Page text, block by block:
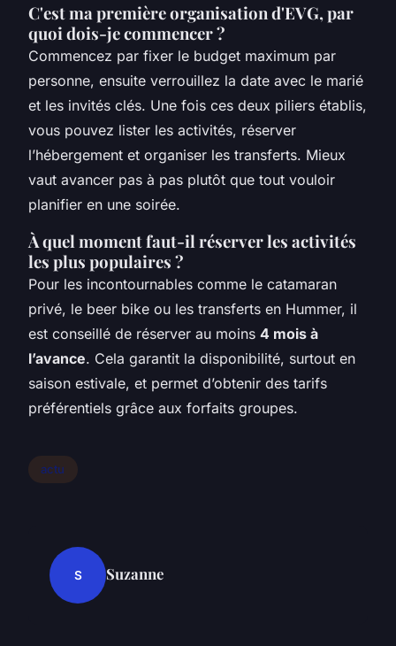
C'est ma première organisation d'EVG, par
quoi dois-je commencer ?
Commencez par fixer le budget maximum par
personne, ensuite verrouillez la date avec le marié
et les invités clés. Une fois ces deux piliers établis,
vous pouvez lister les activités, réserver
l’hébergement et organiser les transferts. Mieux
vaut avancer pas à pas plutôt que tout vouloir
planifier en une soirée.
À quel moment faut-il réserver les activités
les plus populaires ?
Pour les incontournables comme le catamaran
privé, le beer bike ou les transferts en Hummer, il
est conseillé de réserver au moins 4 mois à
l’avance. Cela garantit la disponibilité, surtout en
saison estivale, et permet d’obtenir des tarifs
préférentiels grâce aux forfaits groupes.
actu
S Suzanne